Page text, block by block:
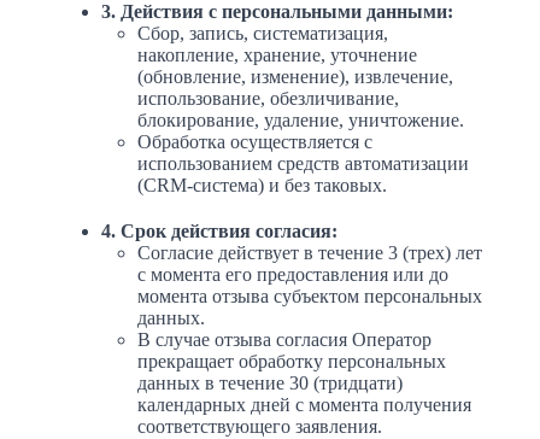
3. Действия с персональными данными:
Сбор, запись, систематизация,
накопление, хранение, уточнение
(обновление, изменение), извлечение,
использование, обезличивание,
блокирование, удаление, уничтожение.
Обработка осуществляется с
использованием средств автоматизации
(CRM-система) и без таковых.
4. Срок действия согласия:
Согласие действует в течение 3 (трех) лет
с момента его предоставления или до
момента отзыва субъектом персональных
данных.
В случае отзыва согласия Оператор
прекращает обработку персональных
данных в течение 30 (тридцати)
календарных дней с момента получения
соответствующего заявления.